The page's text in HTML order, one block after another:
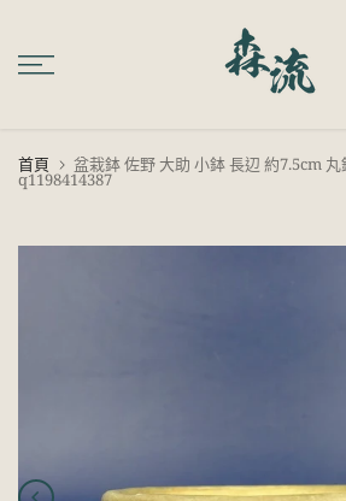
至
內
首頁 盆栽鉢 佐野 大助 小鉢 長辺 約7.5cm
q1198414387